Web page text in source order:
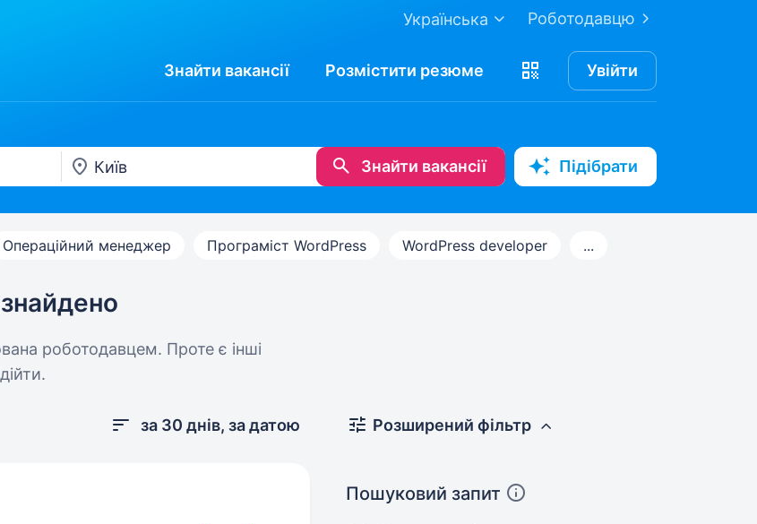
Роботодавцю
Українська
Знайти вакансії Розмістити резюме Увійти
Знайти вакансії Підібрати
Операційний менеджер Програміст WordPress WordPress developer ...
роботодавцем. Проте є інші
за 30 днів, за датою Розширений фільтр
Пошуковий запит